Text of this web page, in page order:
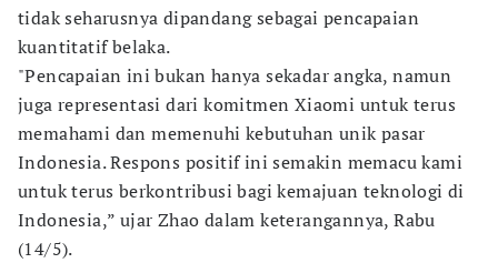
tidak seharusnya dipandang sebagai pencapaian
kuantitatif belaka.
"Pencapaian ini bukan hanya sekadar angka, namun
juga representasi dari komitmen Xiaomi untuk terus
memahami dan memenuhi kebutuhan unik pasar
Indonesia. Respons positif ini semakin memacu kami
untuk terus berkontribusi bagi kemajuan teknologi di
Indonesia,” ujar Zhao dalam keterangannya, Rabu
(14/5).